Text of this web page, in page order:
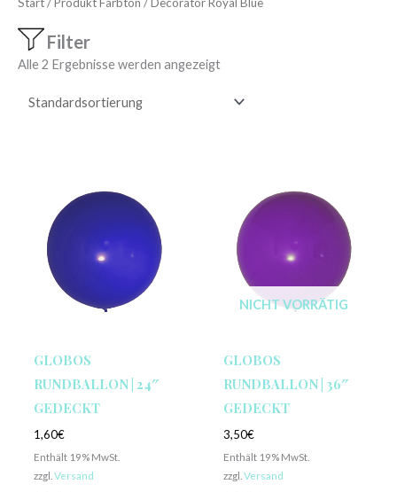
Start/ Produkt Farbton / Decorator Royal Blue
Filter
Alle 2 Ergebnisse werden angezeigt
GLOBOS
RUNDBALLON | 24″
GEDECKT
1,60€
Enthält 19% MwSt.
zzgl. Versand
NICHT VORRÄTIG
GLOBOS
RUNDBALLON | 36″
GEDECKT
3,50€
Enthält 19% MwSt.
zzgl. Versand